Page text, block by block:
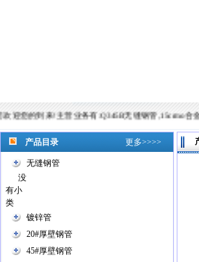
您的到来!主营业务有:Q345B无缝钢管,15crmo合
产品目录 更多>>>>
无缝钢管
没
有小
类
镀锌管
20#厚壁钢管
45#厚壁钢管